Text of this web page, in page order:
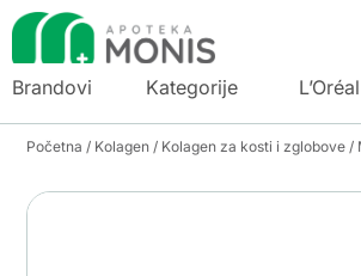
Brandovi Kategorije
Početna / Kolagen / Kolagen za kosti i zglobove /